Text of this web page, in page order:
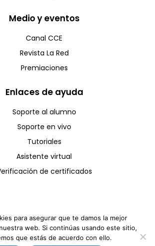
Medio y eventos
Canal CCE
Revista La Red
Premiaciones
Enlaces de ayuda
Soporte al alumno
Soporte en vivo
Tutoriales
Asistente virtual
de certificados
CCE 2025 - Todos los derechos reservados
para asegurar que te damos la mejor
web. Si continúas usando este sitio,
que estás de acuerdo con ello.